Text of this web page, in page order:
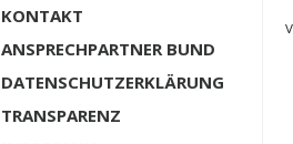
KONTAKT
ANSPRECHPARTNER BUND
DATENSCHUTZERKLÄRUNG
TRANSPARENZ